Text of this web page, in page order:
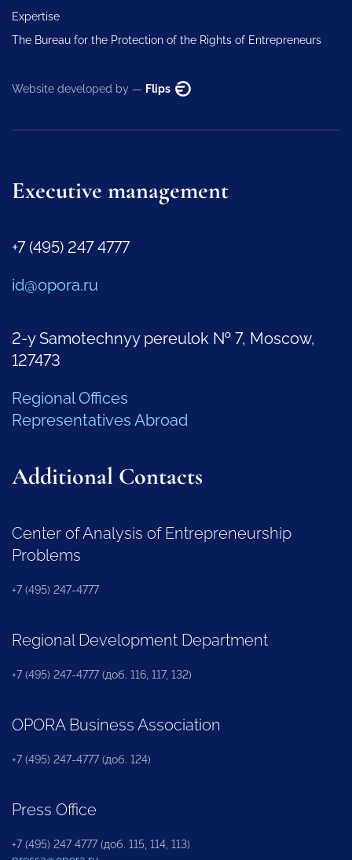
Expertise
The Bureau for the Protection of the Rights of Entrepreneurs
Website developed by — Flips
Executive management
+7 (495) 247 4777
id@opora.ru
2-y Samotechnyy pereulok № 7, Moscow,
127473
Regional Offices
Representatives Abroad
Additional Contacts
Center of Analysis of Entrepreneurship
Problems
+7 (495) 247-4777
Regional Development Department
+7 (495) 247-4777 (доб. 116, 117, 132)
OPORA Business Association
+7 (495) 247-4777 (доб. 124)
Press Office
+7 (495) 247 4777 (доб. 115, 114, 113)